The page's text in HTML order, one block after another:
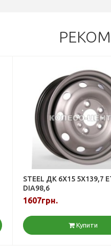
STEEL ДК 6X15 5X139,7
DIA98,6
1607грн.
Купити